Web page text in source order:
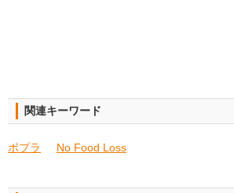
関連キーワード
ポプラ No Food Loss